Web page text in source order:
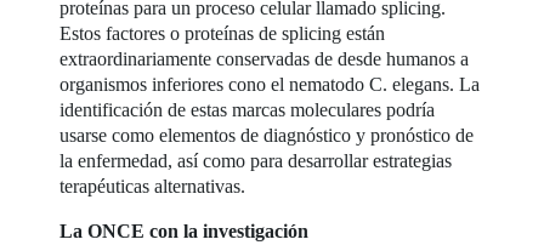
proteínas para un proceso celular llamado splicing.
Estos factores o proteínas de splicing están
extraordinariamente conservadas de desde humanos a
organismos inferiores cono el nematodo C. elegans. La
identificación de estas marcas moleculares podría
usarse como elementos de diagnóstico y pronóstico de
la enfermedad, así como para desarrollar estrategias
terapéuticas alternativas.
La ONCE con la investigación